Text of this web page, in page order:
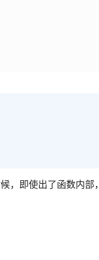
，即使出了函数内